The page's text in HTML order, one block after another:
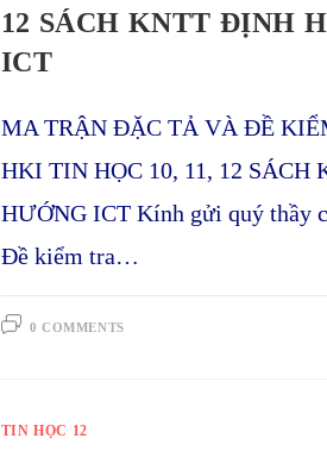
12 SÁCH KNTT ĐỊNH
ICT
MA TRẬN ĐẶC TẢ VÀ ĐỀ
HKI TIN HỌC 10, 11, 12 SÁCH
HƯỚNG ICT Kính gửi quý thầy
Đề kiểm tra…
0 COMMENTS
TIN HỌC 12